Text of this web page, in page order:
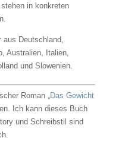
in konkreten
aus Deutschland,
Australien, Italien,
und Slowenien.
Roman „Das Gewicht
Ich kann dieses Buch
und Schreibstil sind